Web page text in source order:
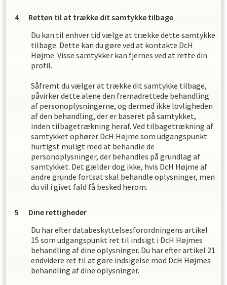
Retten til at trække dit samtykke tilbage
Du kan til enhver tid vælge at trække dette samtykke
tilbage. Dette kan du gøre ved at kontakte DcH
Højme. Visse samtykker kan fjernes ved at rette din
profil.
Såfremt du vælger at trække dit samtykke tilbage,
påvirker dette alene den fremadrettede behandling
af personoplysningerne, og dermed ikke lovligheden
af den behandling, der er baseret på samtykket,
inden tilbagetrækning heraf. Ved tilbagetrækning af
samtykket ophører DcH Højme som udgangspunkt
hurtigst muligt med at behandle de
personoplysninger, der behandles på grundlag af
samtykket. Det gælder dog ikke, hvis DcH Højme af
andre grunde fortsat skal behandle oplysninger, men
du vil i givet fald få besked herom.
Dine rettigheder
Du har efter databeskyttelsesforordningens artikel
15 som udgangspunkt ret til indsigt i DcH Højmes
behandling af dine oplysninger. Du har efter artikel 21
endvidere ret til at gøre indsigelse mod DcH Højmes
behandling af dine oplysninger.